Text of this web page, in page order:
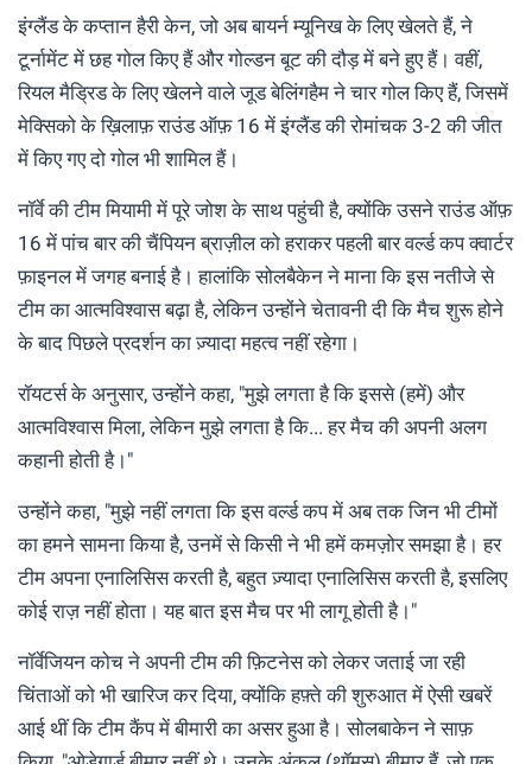
इंग्लैंड के कप्तान हैरी केन, जो अब बायर्न म्यूनिख के लिए खेलते हैं, ने
टूर्नामेंट में छह गोल किए हैं और गोल्डन बूट की दौड़ में बने हुए हैं। वहीं,
रियल मैड्रिड के लिए खेलने वाले जूड बेलिंगहैम ने चार गोल किए हैं, जिसमें
मेक्सिको के ख़िलाफ़ राउंड ऑफ़ 16 में इंग्लैंड की रोमांचक 3-2 की जीत
में किए गए दो गोल भी शामिल हैं।
नॉर्वे की टीम मियामी में पूरे जोश के साथ पहुंची है, क्योंकि उसने राउंड ऑफ़
16 में पांच बार की चैंपियन ब्राज़ील को हराकर पहली बार वर्ल्ड कप क्वार्टर
फ़ाइनल में जगह बनाई है। हालांकि सोलबैकेन ने माना कि इस नतीजे से
टीम का आत्मविश्वास बढ़ा है, लेकिन उन्होंने चेतावनी दी कि मैच शुरू होने
के बाद पिछले प्रदर्शन का ज़्यादा महत्व नहीं रहेगा।
रॉयटर्स के अनुसार, उन्होंने कहा, "मुझे लगता है कि इससे (हमें) और
आत्मविश्वास मिला, लेकिन मुझे लगता है कि... हर मैच की अपनी अलग
कहानी होती है।"
उन्होंने कहा, "मुझे नहीं लगता कि इस वर्ल्ड कप में अब तक जिन भी टीमों
का हमने सामना किया है, उनमें से किसी ने भी हमें कमज़ोर समझा है। हर
टीम अपना एनालिसिस करती है, बहुत ज़्यादा एनालिसिस करती है, इसलिए
कोई राज़ नहीं होता। यह बात इस मैच पर भी लागू होती है।"
नॉर्वेजियन कोच ने अपनी टीम की फ़िटनेस को लेकर जताई जा रही
चिंताओं को भी खारिज कर दिया, क्योंकि हफ़्ते की शुरुआत में ऐसी खबरें
आई थीं कि टीम कैंप में बीमारी का असर हुआ है। सोलबाकेन ने साफ़